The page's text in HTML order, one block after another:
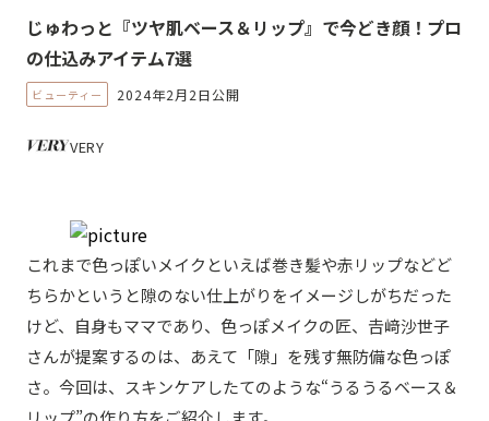
じゅわっと『ツヤ肌ベース＆リップ』で今どき顔！プロ
の仕込みアイテム7選
ビューティー 2024年2月2日公開
VERY
これまで色っぽいメイクといえば巻き髪や赤リップなどど
ちらかというと隙のない仕上がりをイメージしがちだった
けど、自身もママであり、色っぽメイクの匠、𠮷﨑沙世子
さんが提案するのは、あえて「隙」を残す無防備な色っぽ
さ。今回は、スキンケアしたてのような“うるうるベース＆